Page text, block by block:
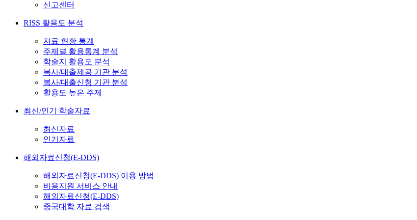
신고센터
RISS 활용도 분석
자료 현황 통계
주제별 활용통계 분석
학술지 활용도 분석
복사/대출제공 기관 분석
복사/대출신청 기관 분석
활용도 높은 주제
최신/인기 학술자료
최신자료
인기자료
해외자료신청(E-DDS)
해외자료신청(E-DDS) 이용 방법
비용지원 서비스 안내
해외자료신청(E-DDS)
중국대학 자료 검색